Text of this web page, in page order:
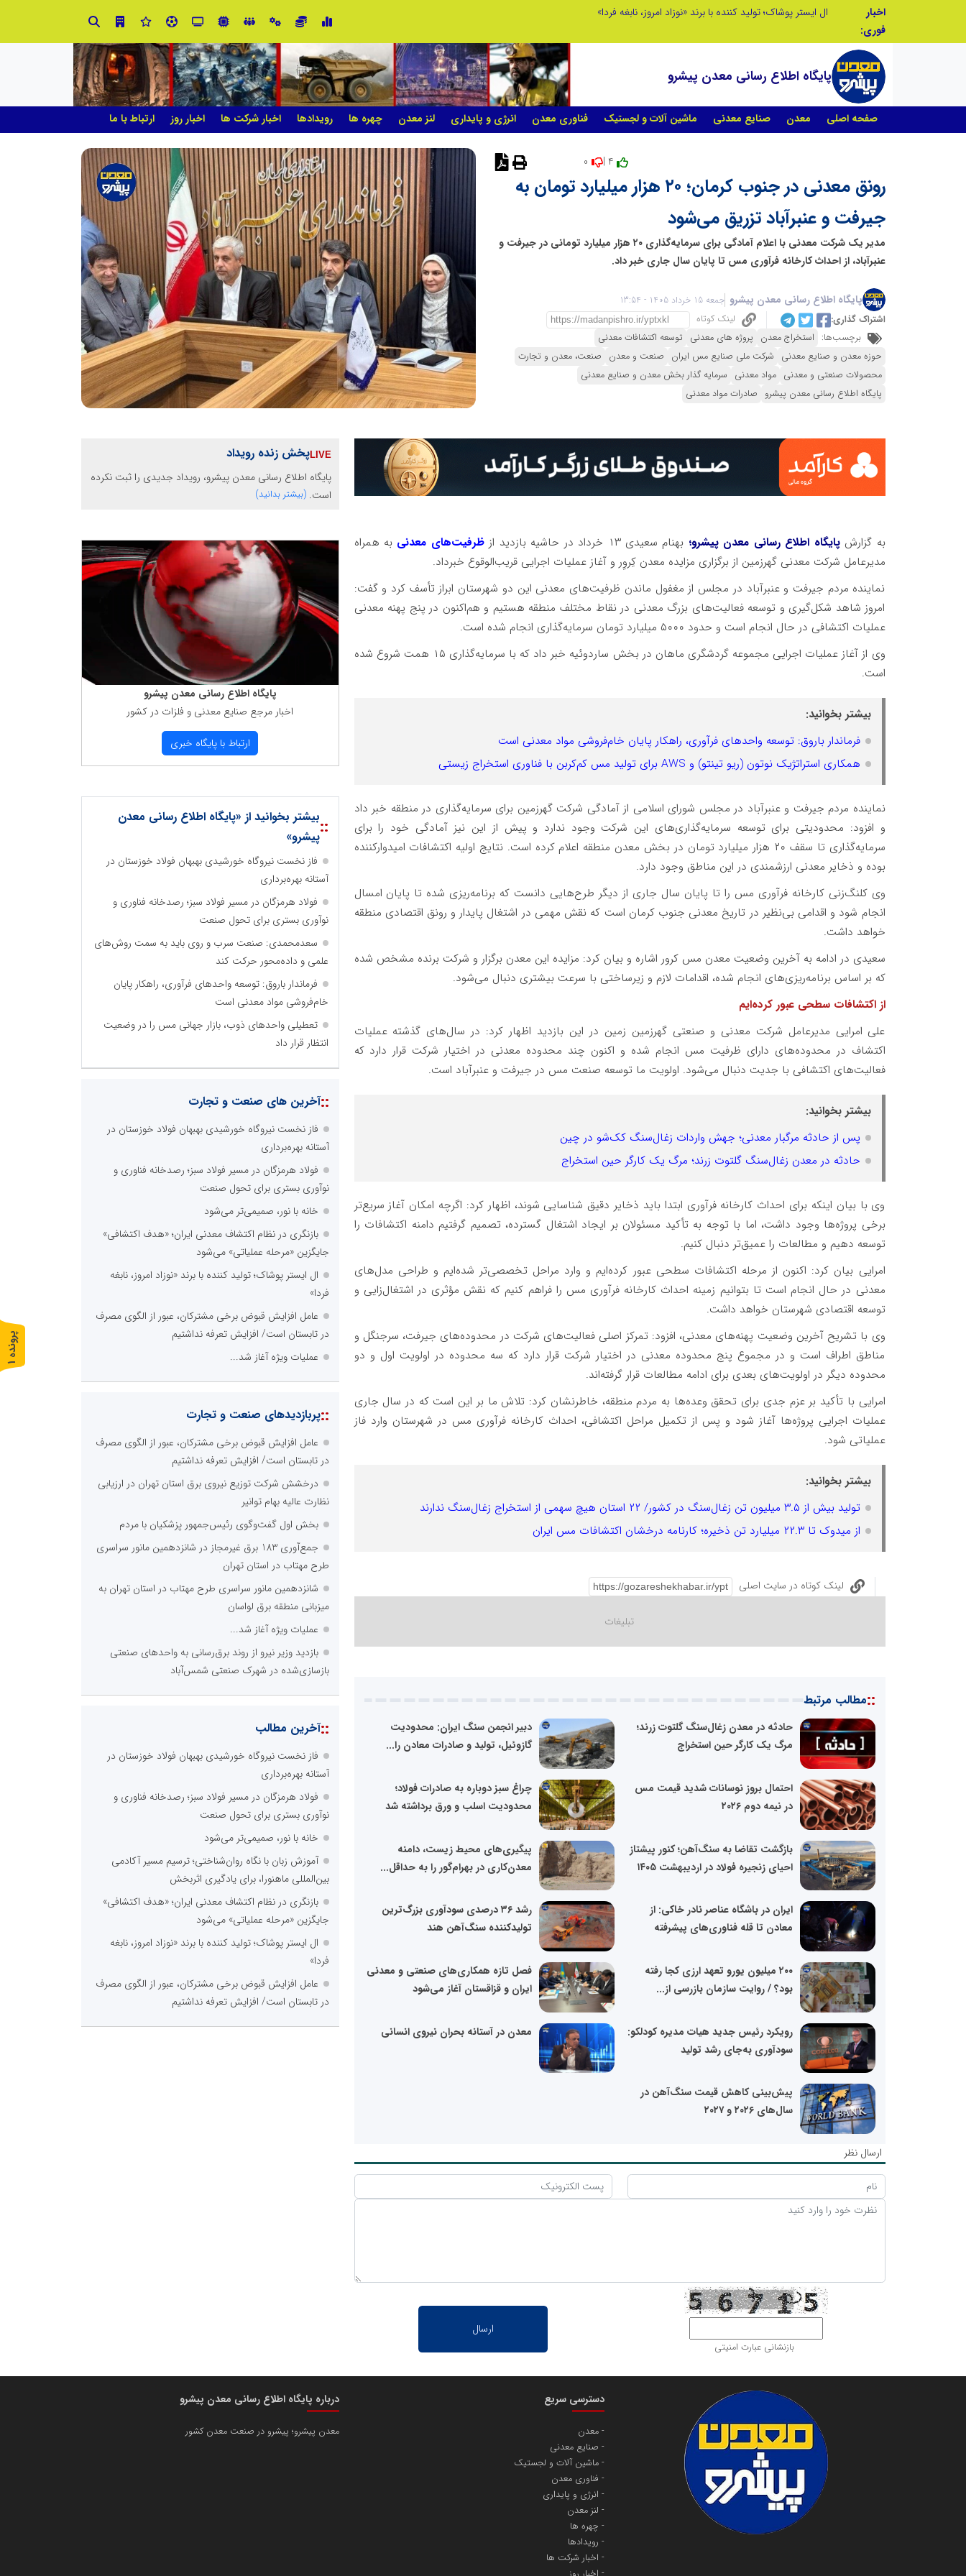
اخبار
فوری:
ال ایستر پوشاک؛ تولید کننده با برند «نوزاد امروز، نابغه فردا»
پایگاه اطلاع رسانی معدن پیشرو
صفحه اصلی معدن صنایع معدنی ماشین آلات و لجستیک فناوری معدن انرژی و پایداری لنز معدن چهره ها رویدادها اخبار شرکت ها اخبار روز ارتباط با ما
رونق معدنی در جنوب کرمان؛ ۲۰ هزار میلیارد تومان به
جیرفت و عنبرآباد تزریق می‌شود
مدیر یک شرکت معدنی با اعلام آمادگی برای سرمایه‌گذاری ۲۰ هزار میلیارد تومانی در جیرفت و
عنبرآباد، از احداث کارخانه فرآوری مس تا پایان سال جاری خبر داد.
پایگاه اطلاع رسانی معدن پیشرو جمعه 15 خرداد 1405 - 13:54
اشتراک گذاری:
لینک کوتاه
برچسب‌ها: استخراج معدن پروژه های معدنی توسعه اکتشافات معدنی
حوزه معدن و صنایع معدنی شرکت ملی صنایع مس ایران صنعت و معدن صنعت، معدن و تجارت
محصولات صنعتی و معدنی مواد معدنی سرمایه گذار بخش معدن و صنایع معدنی
پایگاه اطلاع رسانی معدن پیشرو صادرات مواد معدنی
به گزارش پایگاه اطلاع رسانی معدن پیشرو؛ بهنام سعیدی ۱۳ خرداد در حاشیه بازدید از ظرفیت‌های معدنی به همراه
مدیرعامل شرکت معدنی گهرزمین از برگزاری مزایده معدن کِروِر و آغاز عملیات اجرایی قریب‌الوقوع خبرداد.
نماینده مردم جیرفت و عنبرآباد در مجلس از مغفول ماندن ظرفیت‌های معدنی این دو شهرستان ابراز تأسف کرد و گفت:
امروز شاهد شکل‌گیری و توسعه فعالیت‌های بزرگ معدنی در نقاط مختلف منطقه هستیم و هم‌اکنون در پنج پهنه معدنی
عملیات اکتشافی در حال انجام است و حدود ۵۰۰۰ میلیارد تومان سرمایه‌گذاری انجام شده است.
وی از آغاز عملیات اجرایی مجموعه گردشگری ماهان در بخش ساردوئیه خبر داد که با سرمایه‌گذاری ۱۵ همت شروع شده
است.
بیشتر بخوانید:
فرماندار باروق: توسعه واحدهای فرآوری، راهکار پایان خام‌فروشی مواد معدنی است
همکاری استراتژیک نوتون (ریو تینتو) و AWS برای تولید مس کم‌کربن با فناوری استخراج زیستی
نماینده مردم جیرفت و عنبرآباد در مجلس شورای اسلامی از آمادگی شرکت گهرزمین برای سرمایه‌گذاری در منطقه خبر داد
و افزود: محدودیتی برای توسعه سرمایه‌گذاری‌های این شرکت وجود ندارد و پیش از این نیز آمادگی خود را برای
سرمایه‌گذاری تا سقف ۲۰ هزار میلیارد تومان در بخش معدن منطقه اعلام کرده است. نتایج اولیه اکتشافات امیدوارکننده
بوده و ذخایر معدنی ارزشمندی در این مناطق وجود دارد.
وی کلنگ‌زنی کارخانه فرآوری مس را تا پایان سال جاری از دیگر طرح‌هایی دانست که برنامه‌ریزی شده تا پایان امسال
انجام شود و اقدامی بی‌نظیر در تاریخ معدنی جنوب کرمان است که نقش مهمی در اشتغال پایدار و رونق اقتصادی منطقه
خواهد داشت.
سعیدی در ادامه به آخرین وضعیت معدن مس کرور اشاره و بیان کرد: مزایده این معدن برگزار و شرکت برنده مشخص شده
که بر اساس برنامه‌ریزی‌های انجام شده، اقدامات لازم و زیرساختی با سرعت بیشتری دنبال می‌شود.
از اکتشافات سطحی عبور کرده‌ایم
علی امرایی مدیرعامل شرکت معدنی و صنعتی گهرزمین زمین در این بازدید اظهار کرد: در سال‌های گذشته عملیات
اکتشاف در محدوده‌های دارای ظرفیت مس انجام شده و اکنون چند محدوده معدنی در اختیار شرکت قرار دارد که
فعالیت‌های اکتشافی با جدیت دنبال می‌شود. اولویت ما توسعه صنعت مس در جیرفت و عنبرآباد است.
بیشتر بخوانید:
پس از حادثه مرگبار معدنی؛ جهش واردات زغال‌سنگ کک‌شو در چین
حادثه در معدن زغال‌سنگ گلتوت زرند؛ مرگ یک کارگر حین استخراج
وی با بیان اینکه برای احداث کارخانه فرآوری ابتدا باید ذخایر دقیق شناسایی شوند، اظهار کرد: اگرچه امکان آغاز سریع‌تر
برخی پروژه‌ها وجود داشت، اما با توجه به تأکید مسئولان بر ایجاد اشتغال گسترده، تصمیم گرفتیم دامنه اکتشافات را
توسعه دهیم و مطالعات را عمیق‌تر دنبال کنیم.
امرایی بیان کرد: اکنون از مرحله اکتشافات سطحی عبور کرده‌ایم و وارد مراحل تخصصی‌تر شده‌ایم و طراحی مدل‌های
معدنی در حال انجام است تا بتوانیم زمینه احداث کارخانه فرآوری مس را فراهم کنیم که نقش مؤثری در اشتغال‌زایی و
توسعه اقتصادی شهرستان خواهد داشت.
وی با تشریح آخرین وضعیت پهنه‌های معدنی، افزود: تمرکز اصلی فعالیت‌های شرکت در محدوده‌های جیرفت، سرجنگل و
مناطق اطراف است و در مجموع پنج محدوده معدنی در اختیار شرکت قرار دارد که سه محدوده در اولویت اول و دو
محدوده دیگر در اولویت‌های بعدی برای ادامه مطالعات قرار گرفته‌اند.
امرایی با تأکید بر عزم جدی برای تحقق وعده‌ها به مردم منطقه، خاطرنشان کرد: تلاش ما بر این است که در سال جاری
عملیات اجرایی پروژه‌ها آغاز شود و پس از تکمیل مراحل اکتشافی، احداث کارخانه فرآوری مس در شهرستان وارد فاز
عملیاتی شود.
بیشتر بخوانید:
تولید بیش از ۳.۵ میلیون تن زغال‌سنگ در کشور/ ۲۲ استان هیچ سهمی از استخراج زغال‌سنگ ندارند
از میدوک تا ۲۲.۳ میلیارد تن ذخیره؛ کارنامه درخشان اکتشافات مس ایران
لینک کوتاه در سایت اصلی
::مطالب مرتبط
حادثه در معدن زغال‌سنگ گلتوت زرند؛
مرگ یک کارگر حین استخراج
دبیر انجمن سنگ ایران: محدودیت
گازوئیل، تولید و صادرات معادن را...
احتمال بروز نوسانات شدید قیمت مس
در نیمه دوم ۲۰۲۶
چراغ سبز دوباره به صادرات فولاد؛
محدودیت اسلب و ورق برداشته شد
بازگشت تقاضا به سنگ‌آهن؛ کنور پیشتاز
احیای زنجیره فولاد در اردیبهشت ۱۴۰۵
پیگیری‌های محیط زیست، دامنه
معدن‌کاری در بهرام‌گور را به حداقل...
ایران در باشگاه عناصر نادر خاکی: از
معادن تا قله فناوری‌های پیشرفته
رشد ۳۶ درصدی سودآوری بزرگ‌ترین
تولیدکننده سنگ‌آهن هند
۲۰۰ میلیون یورو تعهد ارزی کجا رفته
بود؟ / روایت سازمان بازرسی از...
فصل تازه همکاری‌های صنعتی و معدنی
ایران و قزاقستان آغاز می‌شود
رویکرد رئیس جدید هیات مدیره کودلکو:
سودآوری به‌جای رشد تولید
معدن در آستانه بحران نیروی انسانی
پیش‌بینی کاهش قیمت سنگ‌آهن در
سال‌های ۲۰۲۶ و ۲۰۲۷
ارسال نظر
بازنشانی عبارت امنیتی
پخش زنده رویداد
پایگاه اطلاع رسانی معدن پیشرو، رویداد جدیدی را ثبت نکرده
است. (بیشتر بدانید)
پایگاه اطلاع رسانی معدن پیشرو
اخبار مرجع صنایع معدنی و فلزات در كشور
ارتباط با پایگاه خبری
::بیشتر بخوانید از «پایگاه اطلاع رسانی معدن
پیشرو»
فاز نخست نیروگاه خورشیدی بهبهان فولاد خوزستان در
آستانه بهره‌برداری
فولاد هرمزگان در مسیر فولاد سبز؛ رصدخانه فناوری و
نوآوری بستری برای تحول صنعت
سعدمحمدی: صنعت سرب و روی باید به سمت روش‌های
علمی و داده‌محور حرکت کند
فرماندار باروق: توسعه واحدهای فرآوری، راهکار پایان
خام‌فروشی مواد معدنی است
تعطیلی واحدهای ذوب، بازار جهانی مس را در وضعیت
انتظار قرار داد
::آخرین های صنعت و تجارت
فاز نخست نیروگاه خورشیدی بهبهان فولاد خوزستان در
آستانه بهره‌برداری
فولاد هرمزگان در مسیر فولاد سبز؛ رصدخانه فناوری و
نوآوری بستری برای تحول صنعت
خانه با نور، صمیمی‌تر می‌شود
بازنگری در نظام اکتشاف معدنی ایران؛ «هدف اکتشافی»
جایگزین «مرحله عملیاتی» می‌شود
ال ایستر پوشاک؛ تولید کننده با برند «نوزاد امروز، نابغه
فردا»
عامل افزایش قبوض برخی مشترکان، عبور از الگوی مصرف
در تابستان است/ افزایش تعرفه نداشتیم
عملیات ویژه آغاز شد...
::پربازدیدهای صنعت و تجارت
عامل افزایش قبوض برخی مشترکان، عبور از الگوی مصرف
در تابستان است/ افزایش تعرفه نداشتیم
درخشش شرکت توزیع نیروی برق استان تهران در ارزیابی
نظارت عالیه بهام توانیر
بخش اول گفت‌وگوی رئیس‌جمهور پزشکیان با مردم
جمع‌آوری 183 برق غیرمجاز در شانزدهمین مانور سراسری
طرح مهتاب در استان تهران
شانزدهمین مانور سراسری طرح مهتاب در استان تهران به
میزبانی منطقه برق لواسان
عملیات ویژه آغاز شد...
بازدید وزیر نیرو از روند برق‌رسانی به واحدهای صنعتی
بازسازی‌شده در شهرک صنعتی شمس‌آباد
::آخرین مطالب
فاز نخست نیروگاه خورشیدی بهبهان فولاد خوزستان در
آستانه بهره‌برداری
فولاد هرمزگان در مسیر فولاد سبز؛ رصدخانه فناوری و
نوآوری بستری برای تحول صنعت
خانه با نور، صمیمی‌تر می‌شود
آموزش زبان با نگاه روان‌شناختی؛ ترسیم مسیر آکادمی
بین‌المللی ماهنورا، برای یادگیری اثربخش
بازنگری در نظام اکتشاف معدنی ایران؛ «هدف اکتشافی»
جایگزین «مرحله عملیاتی» می‌شود
ال ایستر پوشاک؛ تولید کننده با برند «نوزاد امروز، نابغه
فردا»
عامل افزایش قبوض برخی مشترکان، عبور از الگوی مصرف
در تابستان است/ افزایش تعرفه نداشتیم
پ
ر
و
ن
د
ه
1
دسترسی سریع
معدن
صنایع معدنی
ماشین آلات و لجستیک
فناوری معدن
انرژی و پایداری
لنز معدن
چهره ها
رویدادها
اخبار شرکت ها
درباره پایگاه اطلاع رسانی معدن پیشرو
معدن پیشرو؛ پیشرو در صنعت معدن کشور